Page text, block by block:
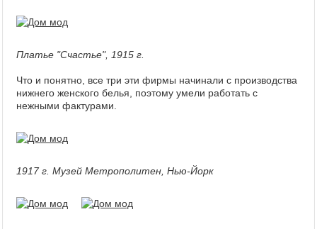
Платье "Счастье", 1915 г.
Что и понятно, все три эти фирмы начинали с производства
нижнего женского белья, поэтому умели работать с
нежными фактурами.
1917 г. Музей Метрополитен, Нью-Йорк